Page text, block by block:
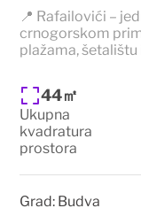
📍 Rafailovići –
crnogorskom
plažama,
44㎡
Ukupna
kvadratura
prostora
Grad: Budva